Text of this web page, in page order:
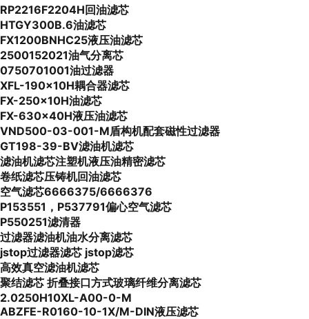
RP2216F2204H回油滤芯
HTGY300B.6油滤芯
FX1200BNHC25液压油滤芯
2500152021油气分离芯
0750701001油过滤器
XFL-190x10H耦合器滤芯
FX-250x10H油滤芯
FX-630x40H液压油滤芯
VND500-03-001-M盾构机配套磁性过滤器
GT198-39-BV滤油机滤芯
滤油机滤芯注塑机液压油精密滤芯
卷纸滤芯压铸机回油滤芯
空气滤芯6666375/6666376
P153551，P537791偏心空气滤芯
P550251滤清器
过滤器滤油机油水分离滤芯
jstop过滤器滤芯 jstop滤芯
高效真空滤油机滤芯
聚结滤芯 折叠接口方式玻璃纤维分离滤芯
2.0250H10XL-A00-0-M
ABZFE-R0160-10-1X/M-DIN液压滤芯